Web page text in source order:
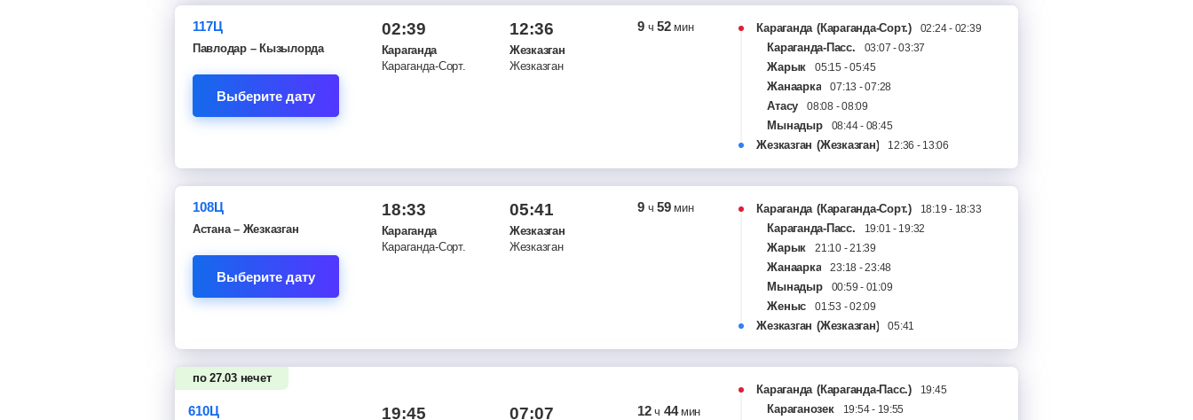
117Ц
Павлодар – Кызылорда
Выберите дату
02:39
Караганда
Караганда-Сорт.
12:36
Жезказган
Жезказган
9 ч 52 мин Караганда (Караганда-Сорт.) 02:24 - 02:39
Караганда-Пасс. 03:07 - 03:37
Жарык 05:15 - 05:45
Жанаарка 07:13 - 07:28
Атасу 08:08 - 08:09
Мынадыр 08:44 - 08:45
Женыс 09:29 - 09:31
Туйемойнак 10:48 - 10:50
Жезказган (Жезказган) 12:36 - 13:06
108Ц
Астана – Жезказган
Выберите дату
18:33
Караганда
Караганда-Сорт.
05:41
Жезказган
Жезказган
9 ч 59 мин Караганда (Караганда-Сорт.) 18:19 - 18:33
Караганда-Пасс. 19:01 - 19:32
Жарык 21:10 - 21:39
Жанаарка 23:18 - 23:48
Мынадыр 00:59 - 01:09
Женыс 01:53 - 02:09
Кызылжар 02:37 - 02:59
Жезказган (Жезказган) 05:41
по 27.03 нечет
610Ц 19:45 07:07 12ч 44 мин
Караганда (Караганда-Пасс.) 19:45
Караганозек 19:54 - 19:55